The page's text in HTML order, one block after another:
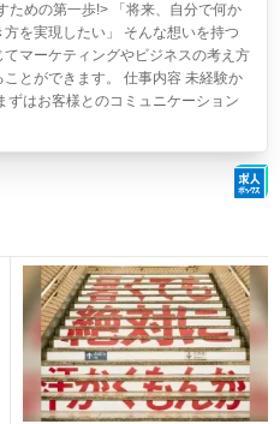
ための第一歩!> 「将来、自分で何か
を実現したい」 そんな想いを持つ
マーケティングやビジネスの考え方
とができます。 仕事内容 未経験か
ずはお客様とのコミュニケーション